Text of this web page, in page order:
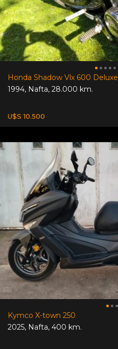
Honda Shadow Vlx 600 Deluxe
1994, Nafta, 28.000 km.
U$S 10.500
Kymco X-town 250
2025, Nafta, 400 km.